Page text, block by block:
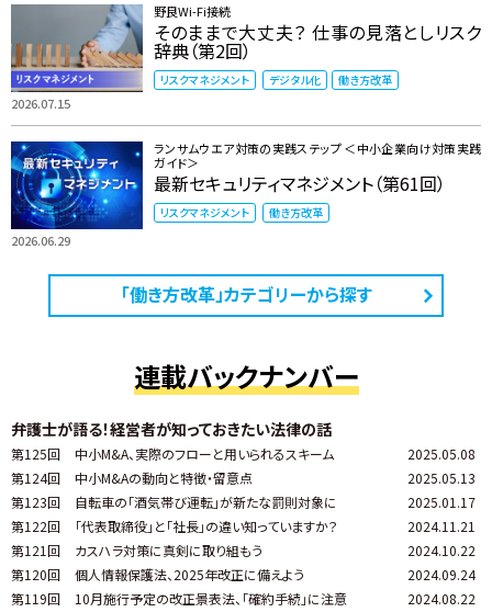
2026.07.15
野良Wi-Fi接続
そのままで大丈夫？ 仕事の見落としリスク
辞典（第2回）
リスクマネジメント デジタル化 働き方改革
2026.06.29
ランサムウエア対策の実践ステップ ＜中小企業向け対策実践
ガイド＞
最新セキュリティマネジメント（第61回）
リスクマネジメント 働き方改革
「働き方改革」カテゴリーから探す
連載バックナンバー
弁護士が語る！経営者が知っておきたい法律の話
第125回 中小M&A、実際のフローと用いられるスキーム
2025.05.08
第124回
中小M&Aの動向と特徴・留意点
2025.05.13
第123回
自転車の「酒気帯び運転」が新たな罰則対象に
2025.01.17
第122回
「代表取締役」と「社長」の違い知っていますか？
2024.11.21
第121回
カスハラ対策に真剣に取り組もう
2024.10.22
第120回
個人情報保護法、2025年改正に備えよう
2024.09.24
第119回
10月施行予定の改正景表法、「確約手続」に注意
2024.08.22